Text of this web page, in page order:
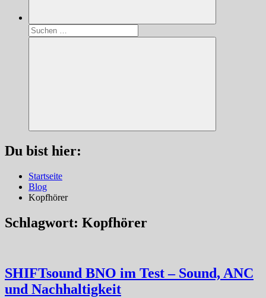
Suchen
nach:
Suchen
Du bist hier:
Startseite
Blog
Kopfhörer
Schlagwort: Kopfhörer
SHIFTsound BNO im Test – Sound, ANC
und Nachhaltigkeit